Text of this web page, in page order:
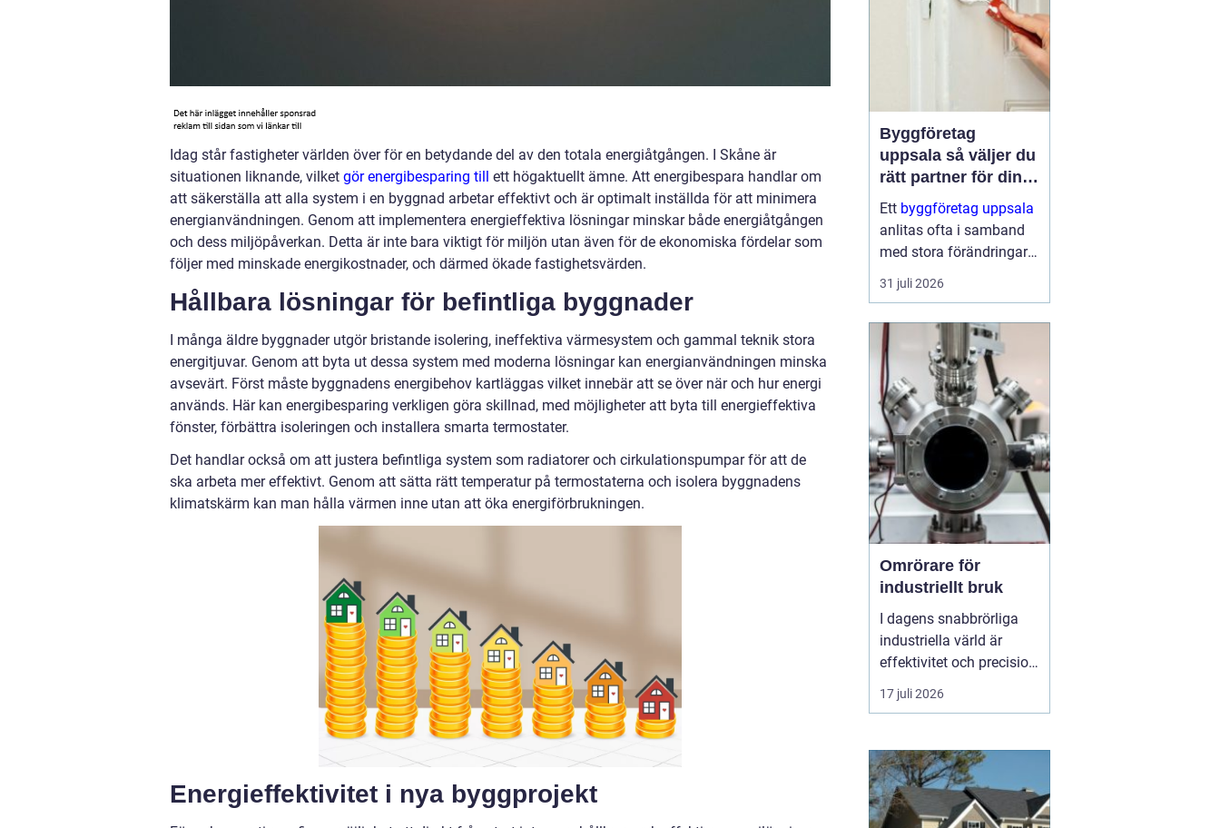
Idag står fastigheter världen över för en betydande del av den totala energiåtgången. I Skåne är
situationen liknande, vilket gör energibesparing till ett högaktuellt ämne. Att energibespara handlar om
att säkerställa att alla system i en byggnad arbetar effektivt och är optimalt inställda för att minimera
energianvändningen. Genom att implementera energieffektiva lösningar minskar både energiåtgången
och dess miljöpåverkan. Detta är inte bara viktigt för miljön utan även för de ekonomiska fördelar som
följer med minskade energikostnader, och därmed ökade fastighetsvärden.
Hållbara lösningar för befintliga byggnader
I många äldre byggnader utgör bristande isolering, ineffektiva värmesystem och gammal teknik stora
energitjuvar. Genom att byta ut dessa system med moderna lösningar kan energianvändningen minska
avsevärt. Först måste byggnadens energibehov kartläggas vilket innebär att se över när och hur energi
används. Här kan energibesparing verkligen göra skillnad, med möjligheter att byta till energieffektiva
fönster, förbättra isoleringen och installera smarta termostater.
Det handlar också om att justera befintliga system som radiatorer och cirkulationspumpar för att de
ska arbeta mer effektivt. Genom att sätta rätt temperatur på termostaterna och isolera byggnadens
klimatskärm kan man hålla värmen inne utan att öka energiförbrukningen.
Energieffektivitet i nya byggprojekt
roll. En erfaren
02
Byggföretag
uppsala så väljer du
rätt partner för din
renovering
Ett byggföretag uppsala
anlitas ofta i samband
med stora förändringar i
hemmet: köket ska
byggas om, badrummet
funktionellt eller huset
behöver fräschas upp
både ute och inne.
Samtidigt kan...
31 juli 2026
Omrörare för
industriellt bruk
I dagens snabbrörliga
industriella värld är
effektivitet och precision
av yttersta vikt. En
omrörare
säkerställa att väts...
17 juli 2026